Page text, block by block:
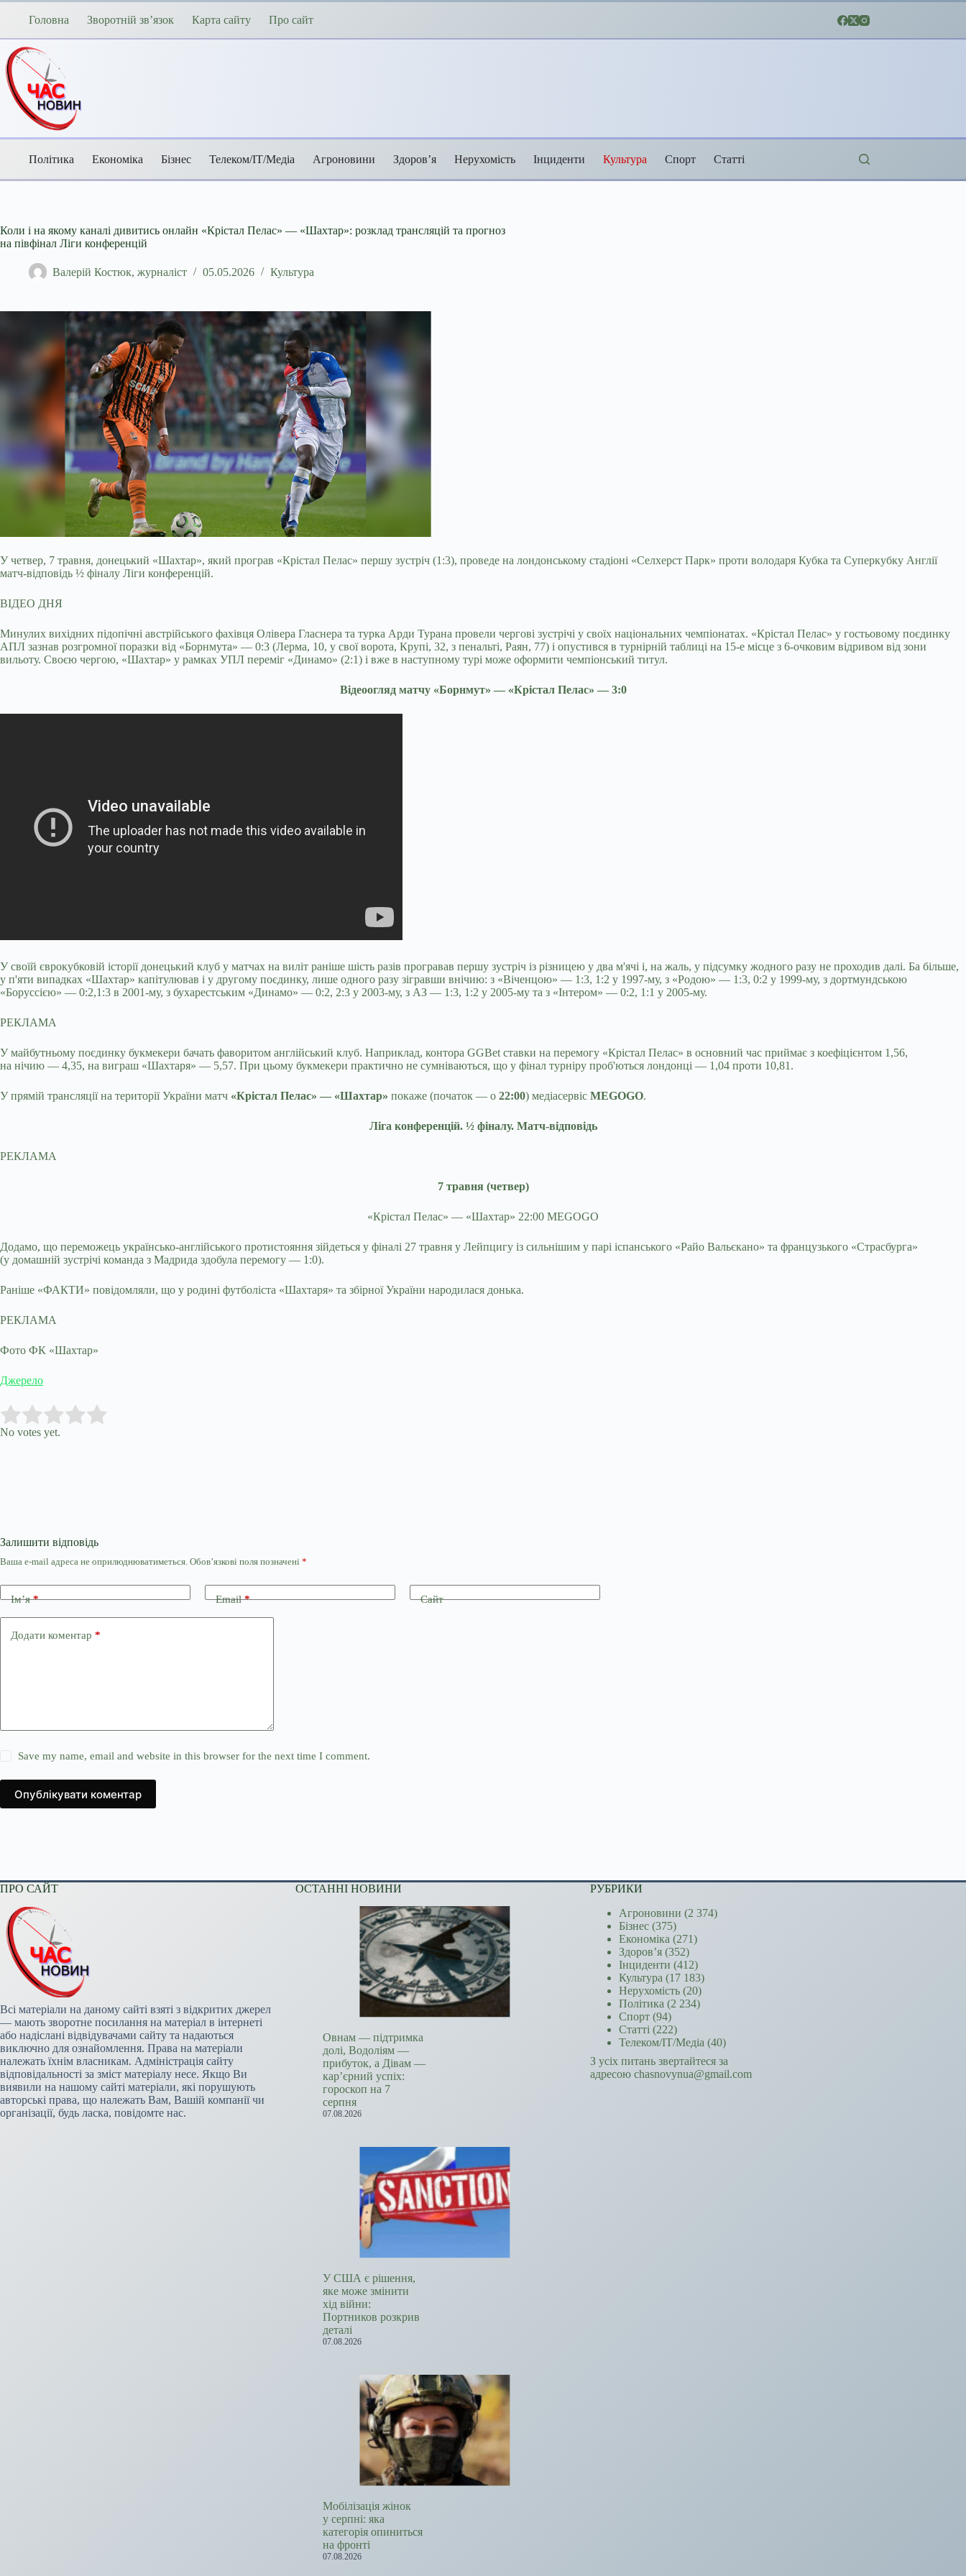
Перейти
Головна Зворотній зв’язок Карта сайту Про сайт
Політика Економіка Бізнес Телеком/ІТ/Медіа Агроновини Здоров’я Нерухомість Інциденти Культура Спорт Статті
Коли і на якому каналі дивитись онлайн «Крістал Пелас» — «Шахтар»: розклад трансляцій та прогноз
на півфінал Ліги конференцій
Валерій Костюк, журналіст 05.05.2026 Культура
У четвер, 7 травня, донецький «Шахтар», який програв «Крістал Пелас» першу зустріч (1:3), проведе на лондонському стадіоні «Селхерст Парк» проти володаря Кубка та Суперкубку Англії
матч-відповідь ½ фіналу Ліги конференцій.
ВІДЕО ДНЯ
Минулих вихідних підопічні австрійського фахівця Олівера Гласнера та турка Арди Турана провели чергові зустрічі у своїх національних чемпіонатах. «Крістал Пелас» у гостьовому поєдинку
АПЛ зазнав розгромної поразки від «Борнмута» — 0:3 (Лерма, 10, у свої ворота, Крупі, 32, з пенальті, Раян, 77) і опустився в турнірній таблиці на 15-е місце з 6-очковим відривом від зони
вильоту. Своєю чергою, «Шахтар» у рамках УПЛ переміг «Динамо» (2:1) і вже в наступному турі може оформити чемпіонський титул.
Відеоогляд матчу «Борнмут» — «Крістал Пелас» — 3:0
У своїй єврокубковій історії донецький клуб у матчах на виліт раніше шість разів програвав першу зустріч із різницею у два м'ячі і, на жаль, у підсумку жодного разу не проходив далі. Ба більше,
у п'яти випадках «Шахтар» капітулював і у другому поєдинку, лише одного разу зігравши внічию: з «Віченцою» — 1:3, 1:2 у 1997-му, з «Родою» — 1:3, 0:2 у 1999-му, з дортмундською
«Боруссією» — 0:2,1:3 в 2001-му, з бухарестським «Динамо» — 0:2, 2:3 у 2003-му, з АЗ — 1:3, 1:2 у 2005-му та з «Інтером» — 0:2, 1:1 у 2005-му.
РЕКЛАМА
У майбутньому поєдинку букмекери бачать фаворитом англійський клуб. Наприклад, контора GGBet ставки на перемогу «Крістал Пелас» в основний час приймає з коефіцієнтом 1,56,
на нічию — 4,35, на виграш «Шахтаря» — 5,57. При цьому букмекери практично не сумніваються, що у фінал турніру проб'ються лондонці — 1,04 проти 10,81.
У прямій трансляції на території України матч «Крістал Пелас» — «Шахтар» покаже (початок — о 22:00) медіасервіс MEGOGO.
Ліга конференцій. ½ фіналу. Матч-відповідь
РЕКЛАМА
7 травня (четвер)
«Крістал Пелас» — «Шахтар» 22:00 MEGOGO
Додамо, що переможець українсько-англійського протистояння зійдеться у фіналі 27 травня у Лейпцигу із сильнішим у парі іспанського «Райо Вальєкано» та французького «Страсбурга»
(у домашній зустрічі команда з Мадрида здобула перемогу — 1:0).
Раніше «ФАКТИ» повідомляли, що у родині футболіста «Шахтаря» та збірної України народилася донька.
РЕКЛАМА
Фото ФК «Шахтар»
Джерело
Rate this item:
No votes yet.
Залишити відповідь
Ваша e-mail адреса не оприлюднюватиметься. Обов’язкові поля позначені *
Ім’я* Email* Сайт
Додати коментар *
Save my name, email and website in this browser for the next time I comment.
Опублікувати коментар
ПРО САЙТ
Всі матеріали на даному сайті взяті з відкритих джерел
— мають зворотне посилання на матеріал в інтернеті
або надіслані відвідувачами сайту та надаються
виключно для ознайомлення. Права на матеріали
належать їхнім власникам. Адміністрація сайту
відповідальності за зміст матеріалу несе. Якщо Ви
виявили на нашому сайті матеріали, які порушують
авторські права, що належать Вам, Вашій компанії чи
організації, будь ласка, повідомте нас.
ОСТАННІ НОВИНИ
Овнам — підтримка
долі, Водоліям —
прибуток, а Дівам —
кар’єрний успіх:
гороскоп на 7
серпня
07.08.2026
У США є рішення,
яке може змінити
хід війни:
Портников розкрив
деталі
07.08.2026
Мобілізація жінок
у серпні: яка
категорія опиниться
на фронті
07.08.2026
РУБРИКИ
Агроновини (2 374)
Бізнес (375)
Економіка (271)
Здоров’я (352)
Інциденти (412)
Культура (17 183)
Нерухомість (20)
Політика (2 234)
Спорт (94)
Статті (222)
Телеком/ІТ/Медіа (40)
З усіх питань звертайтеся за
адресою chasnovynua@gmail.com